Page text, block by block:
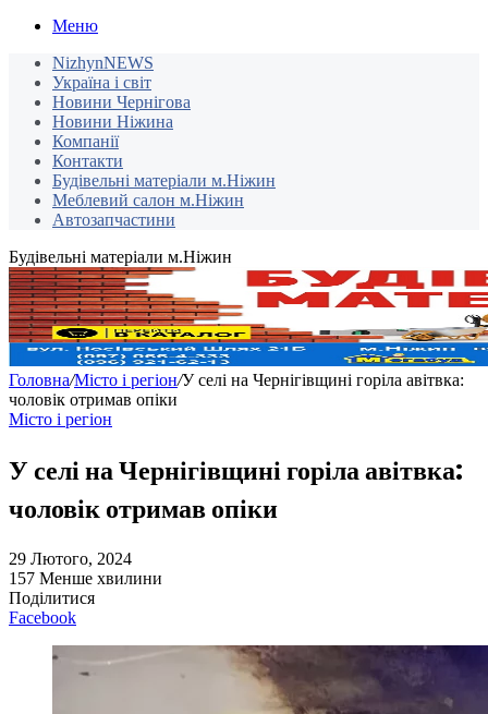
Меню
NizhynNEWS
Україна і світ
Новини Чернігова
Новини Ніжина
Компанії
Контакти
Будівельні матеріали м.Ніжин
Меблевий салон м.Ніжин
Автозапчастини
Будівельні матеріали м.Ніжин
Головна/Місто і регіон/У селі на Чернігівщині горіла авітвка:
чоловік отримав опіки
Місто і регіон
У селі на Чернігівщині горіла авітвка:
чоловік отримав опіки
29 Лютого, 2024
157 Менше хвилини
Поділитися
Facebook